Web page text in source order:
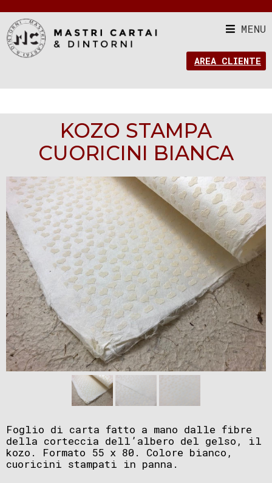
MENU
AREA CLIENTE
KOZO STAMPA
CUORICINI BIANCA
Foglio di carta fatto a mano dalle fibre
della corteccia dell’albero del gelso, il
kozo. Formato 55 x 80. Colore bianco,
cuoricini stampati in panna.